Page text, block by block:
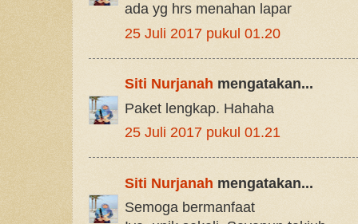
ada yg hrs menahan lapar
25 Juli 2017 pukul 01.20
Siti Nurjanah mengatakan...
Paket lengkap. Hahaha
25 Juli 2017 pukul 01.21
Siti Nurjanah mengatakan...
Semoga bermanfaat